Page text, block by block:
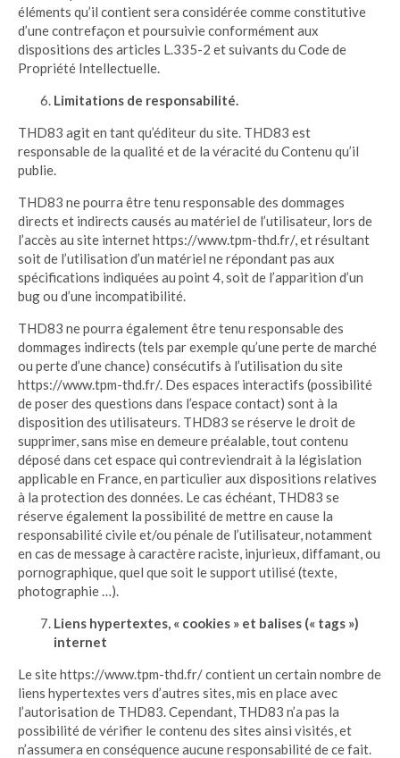
éléments qu’il contient sera considérée comme constitutive
d’une contrefaçon et poursuivie conformément aux
dispositions des articles L.335-2 et suivants du Code de
Propriété Intellectuelle.
Limitations de responsabilité.
THD83 agit en tant qu’éditeur du site. THD83 est
responsable de la qualité et de la véracité du Contenu qu’il
publie.
THD83 ne pourra être tenu responsable des dommages
directs et indirects causés au matériel de l’utilisateur, lors de
l’accès au site internet https://www.tpm-thd.fr/, et résultant
soit de l’utilisation d’un matériel ne répondant pas aux
spécifications indiquées au point 4, soit de l’apparition d’un
bug ou d’une incompatibilité.
THD83 ne pourra également être tenu responsable des
dommages indirects (tels par exemple qu’une perte de marché
ou perte d’une chance) consécutifs à l’utilisation du site
https://www.tpm-thd.fr/. Des espaces interactifs (possibilité
de poser des questions dans l’espace contact) sont à la
disposition des utilisateurs. THD83 se réserve le droit de
supprimer, sans mise en demeure préalable, tout contenu
déposé dans cet espace qui contreviendrait à la législation
applicable en France, en particulier aux dispositions relatives
à la protection des données. Le cas échéant, THD83 se
réserve également la possibilité de mettre en cause la
responsabilité civile et/ou pénale de l’utilisateur, notamment
en cas de message à caractère raciste, injurieux, diffamant, ou
pornographique, quel que soit le support utilisé (texte,
photographie …).
Liens hypertextes, « cookies » et balises (« tags »)
internet
Le site https://www.tpm-thd.fr/ contient un certain nombre de
liens hypertextes vers d’autres sites, mis en place avec
l’autorisation de THD83. Cependant, THD83 n’a pas la
possibilité de vérifier le contenu des sites ainsi visités, et
n’assumera en conséquence aucune responsabilité de ce fait.